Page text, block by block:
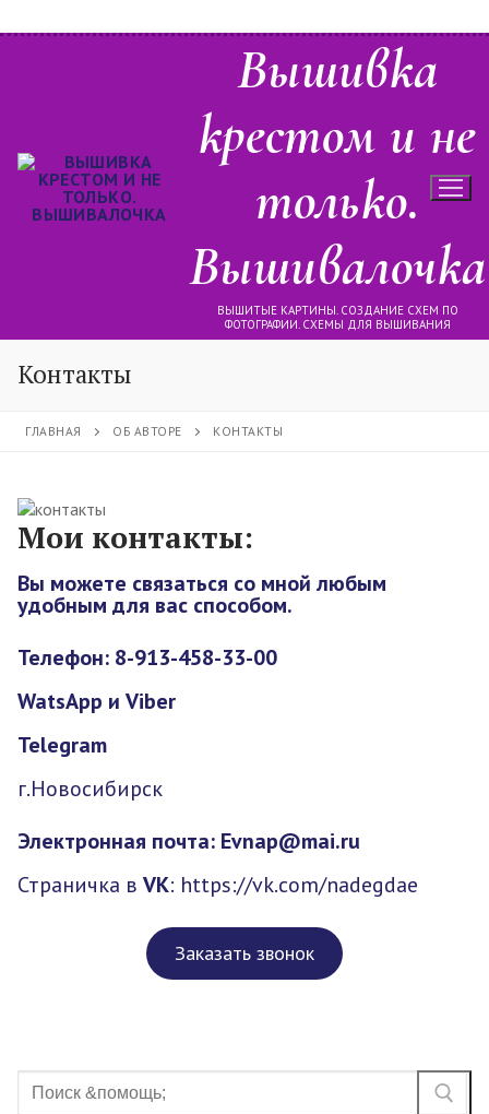
Перейти
Вышивка
крестом и не
только.
Вышивалочка
ВЫШИТЫЕ КАРТИНЫ. СОЗДАНИЕ СХЕМ ПО
ФОТОГРАФИИ. СХЕМЫ ДЛЯ ВЫШИВАНИЯ
Контакты
ГЛАВНАЯ ОБ АВТОРЕ КОНТАКТЫ
Мои контакты:
Вы можете связаться со мной любым
удобным для вас способом.
Телефон: 8-913-458-33-00
WatsApp и Viber
Telegram
г.Новосибирск
Электронная почта: Evnap@mai.ru
Страничка в VK: https://vk.com/nadegdae
Заказать звонок
Найти: